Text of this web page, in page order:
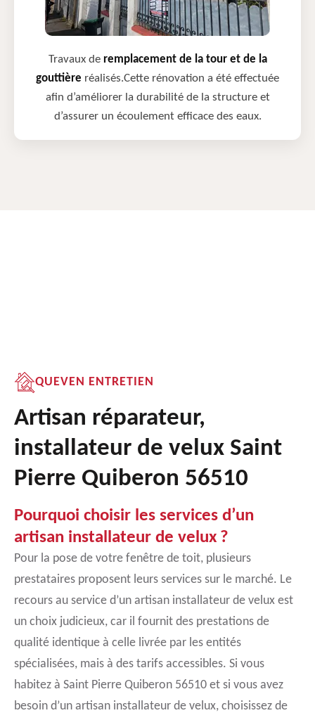
Travaux de remplacement de la tour et de la
gouttière réalisés.Cette rénovation a été effectuée
afin d’améliorer la durabilité de la structure et
d’assurer un écoulement efficace des eaux.
QUEVEN ENTRETIEN
Artisan réparateur,
installateur de velux Saint
Pierre Quiberon 56510
Pourquoi choisir les services d’un
artisan installateur de velux ?
Pour la pose de votre fenêtre de toit, plusieurs
prestataires proposent leurs services sur le marché. Le
recours au service d’un artisan installateur de velux est
un choix judicieux, car il fournit des prestations de
qualité identique à celle livrée par les entités
spécialisées, mais à des tarifs accessibles. Si vous
habitez à Saint Pierre Quiberon 56510 et si vous avez
besoin d’un artisan installateur de velux, choisissez de